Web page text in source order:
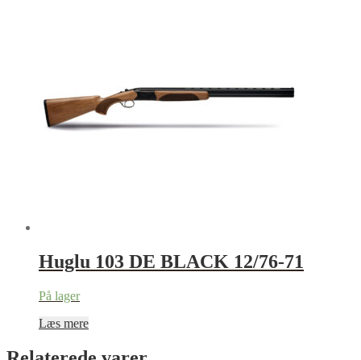
Huglu 103 DE BLACK 12/76-71
På lager
Læs mere